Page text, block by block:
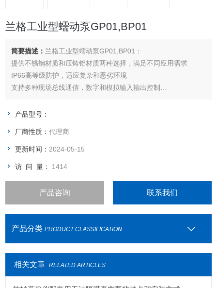
兰格工业型蠕动泵GP01,BP01
简要描述： 兰格工业型蠕动泵GP01,BP01：
提供不锈钢材质和压铸铝材质两种选择，满足不同应用需求
IP66高等级防护，适应复杂和恶劣环境
支持多种现场总线通信，数字和模拟输入输出控制
支持多种传感技术：漏液检测、开盖停机、流量传感器，可实现
产品型号：
厂商性质：代理商
更新时间： 2024-05-15
访 问 量： 1414
产品咨询 联系我们
产品分类 PRODUCT CLASSIFICATION
相关文章 RELATED ARTICLES